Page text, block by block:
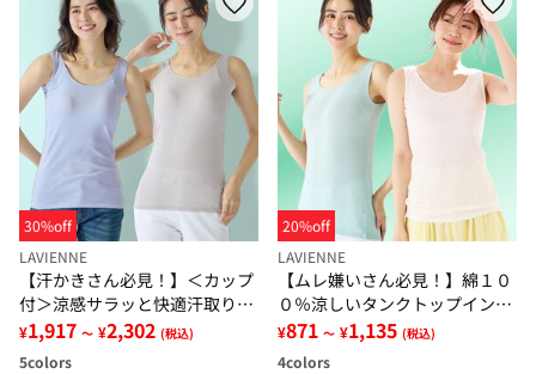
30%off
LAVIENNE
【汗かきさん必見！】＜カップ
付＞涼感サラッと快適汗取りタ
ンクトップインナー＜さらりラ
ボ＞
¥1,917 ～ ¥2,302 (税込)
5colors
20%off
LAVIENNE
【ムレ嫌いさん必見！】綿１０
０％涼しいタンクトップインナ
ー＜さらりラボ＞
¥871 ～ ¥1,135 (税込)
4colors